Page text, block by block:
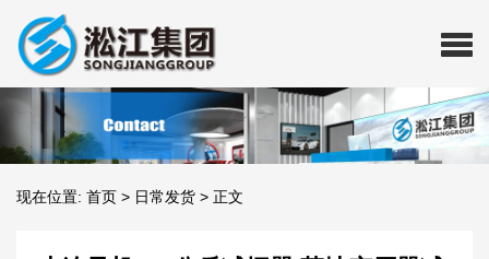
现在位置: 首页 > 日常发货 > 正文